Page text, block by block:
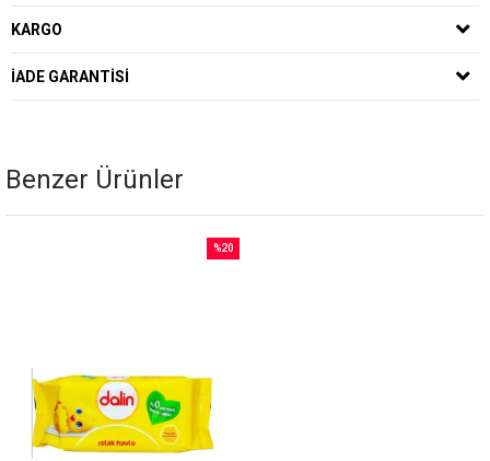
KARGO
İADE GARANTISI
Benzer Ürünler
%20